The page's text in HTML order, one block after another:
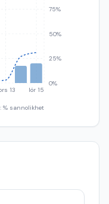
13 lör 15
0%
25%
50%
75%
% sannolikhet